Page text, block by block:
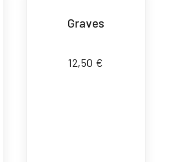
Graves
12,50 €